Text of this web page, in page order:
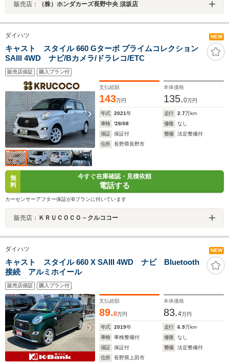
販売店： （株）ホンダカーズ長野中央 須坂店
ダイハツ NEW
キャスト スタイル 660 Gターボ プライムコレクション
SAIII 4WD ナビ/Bカメラ/ドラレコ/ETC
販売店保証 購入プラン付
支払総額
143万円
本体価格
135.0万円
年式 2021年 走行 2.7万km
車検
'28/08 修復
なし
保証
保証付 整備
法定整備付
住所
長野県長野市
無
料
今すぐ在庫確認・見積依頼
電話する
カーセンサーアフター保証がBプランに付いています
販売店： ＫＲＵＣＯＣＯ－クルココー
ダイハツ NEW
キャスト スタイル 660 X SAIII 4WD ナビ Bluetooth
接続 アルミホイール
販売店保証 購入プラン付
支払総額
89.8万円
本体価格
83.4万円
年式 2019年 走行 6.9万km
車検
車検整備付 修復
なし
保証
保証付 整備
法定整備付
住所
長野県上田市